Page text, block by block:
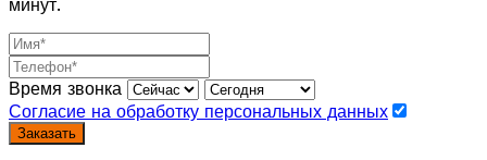
минут.
Время звонка
Согласие на обработку персональных данных
Заказать